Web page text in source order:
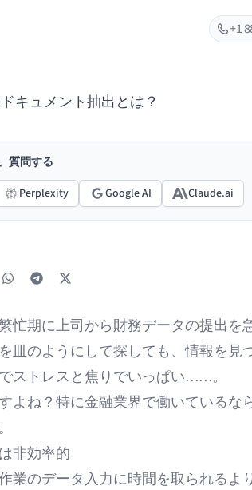
+1
キュメント抽出とは？
質問する
Perplexity Google AI Claude.ai
WhatsAppTelegram
忙期に上司から財務データの提出を
皿のようにして探しても、情報を見
ストレスと焦りでいっぱい……。
よね？特に金融業界で働いているな
非効率的
業のデータ入力に時間を取られるよ